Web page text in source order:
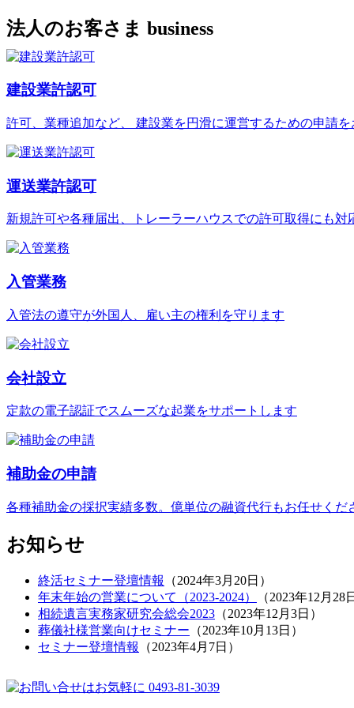
法人のお客さま business
建設業許認可
許可、業種追加など、 建設業を円滑に運営するための申請
運送業許認可
新規許可や各種届出、トレーラーハウスでの許可取得にも対
入管業務
入管法の遵守が外国人、雇い主の権利を守ります
会社設立
定款の電子認証でスムーズな起業をサポートします
補助金の申請
各種補助金の採択実績多数。億単位の融資代行もお任せくだ
お知らせ
終活セミナー登壇情報 （2024年3月20日 ）
年末年始の営業について（2023-2024）
（2023年12月28日
相続遺言実務家研究会総会2023 （2023年12月3日 ）
葬儀社様営業向けセミナー （2023年10月13日 ）
セミナー登壇情報
（2023年4月7日 ）